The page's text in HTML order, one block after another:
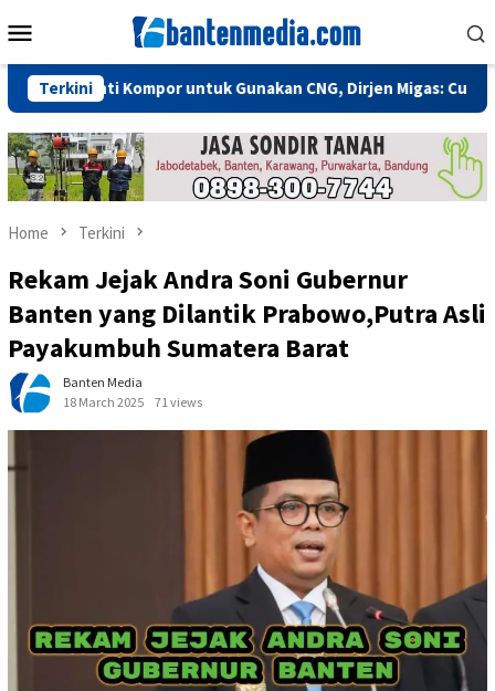
to
Menu
Terkini
Ganti Kompor untuk Gunakan CNG, Dirjen Migas: Cukup Plug
Home Terkini
Rekam Jejak Andra Soni Gubernur
Banten yang Dilantik Prabowo,Putra Asli
Payakumbuh Sumatera Barat
Banten Media
18 March 2025
71 views